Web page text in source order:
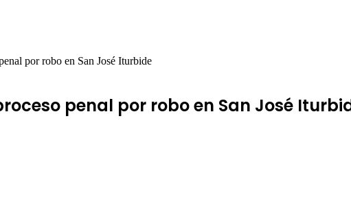
por robo en San José Iturbide
proceso penal por robo en San José